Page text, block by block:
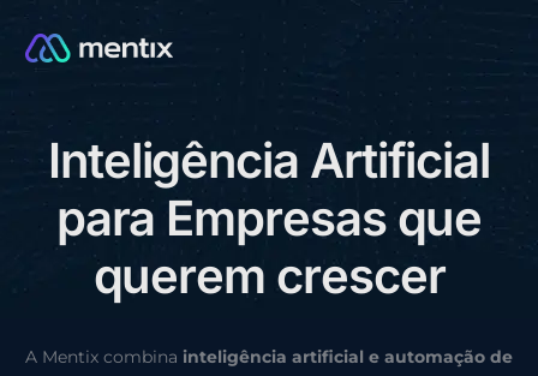
Inteligência Artificial
para Empresas que
querem crescer
A Mentix combina inteligência artificial e automação de
CONSULTORIA GRÁTIS